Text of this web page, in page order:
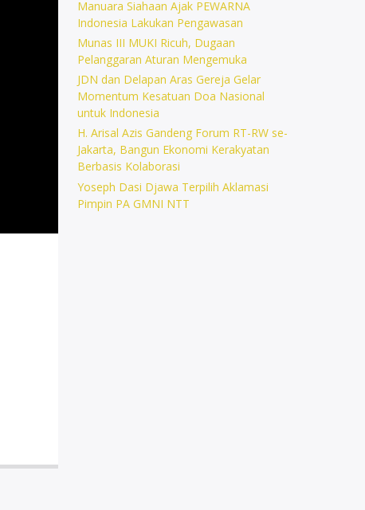
Manuara Siahaan Ajak PEWARNA
Indonesia Lakukan Pengawasan
Munas III MUKI Ricuh, Dugaan
Pelanggaran Aturan Mengemuka
JDN dan Delapan Aras Gereja Gelar
Momentum Kesatuan Doa Nasional
untuk Indonesia
H. Arisal Azis Gandeng Forum RT-RW se-
Jakarta, Bangun Ekonomi Kerakyatan
Berbasis Kolaborasi
Yoseph Dasi Djawa Terpilih Aklamasi
Pimpin PA GMNI NTT